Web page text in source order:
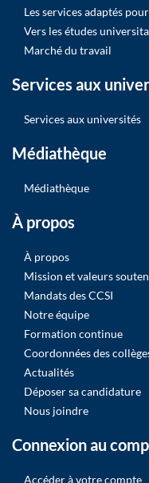
Les services adaptés
Vers les études
Marché du travail
Services aux
Services aux universités
Médiathèque
Médiathèque
À propos
À propos
Mission et valeurs
Mandats des CCSI
Notre équipe
Formation continue
Coordonnées des
Actualités
Déposer sa candidature
Nous joindre
Connexion au
Accéder à votre compte